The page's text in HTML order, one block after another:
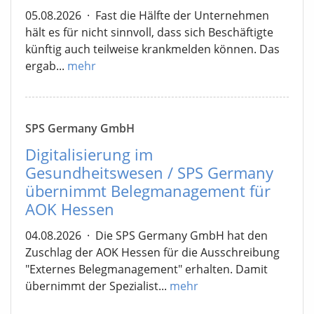
05.08.2026 · Fast die Hälfte der Unternehmen
hält es für nicht sinnvoll, dass sich Beschäftigte
künftig auch teilweise krankmelden können. Das
ergab... mehr
SPS Germany GmbH
Digitalisierung im
Gesundheitswesen / SPS Germany
übernimmt Belegmanagement für
AOK Hessen
04.08.2026 · Die SPS Germany GmbH hat den
Zuschlag der AOK Hessen für die Ausschreibung
"Externes Belegmanagement" erhalten. Damit
übernimmt der Spezialist... mehr